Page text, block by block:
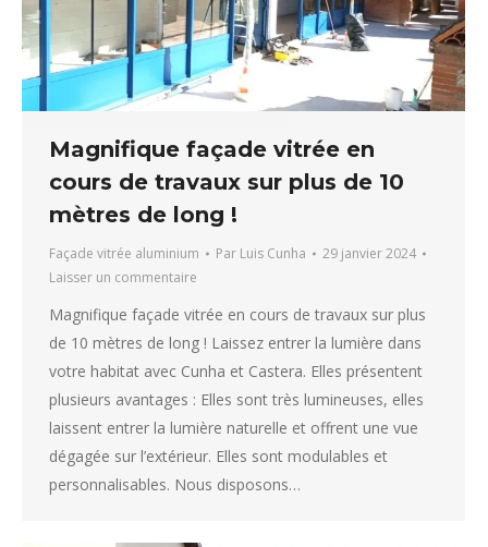
Magnifique façade vitrée en
cours de travaux sur plus de 10
mètres de long !
Façade vitrée aluminium Par Luis Cunha
29 janvier 2024
Laisser un commentaire
Magnifique façade vitrée en cours de travaux sur plus
de 10 mètres de long ! Laissez entrer la lumière dans
votre habitat avec Cunha et Castera. Elles présentent
plusieurs avantages : Elles sont très lumineuses, elles
laissent entrer la lumière naturelle et offrent une vue
dégagée sur l’extérieur. Elles sont modulables et
personnalisables. Nous disposons…